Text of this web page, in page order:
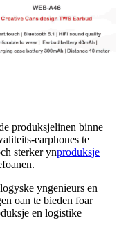
produksjelinen binne
earphones te
sterker ynproduksje
yngenieurs en
oan te bieden foar
en logistike